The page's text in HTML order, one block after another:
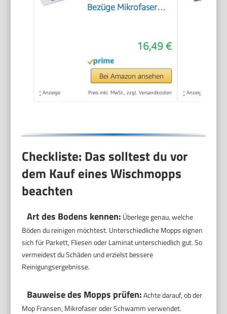
Bezüge Mikrofaser
16,49 €
Bei Amazon ansehen
* Anzeige Preis inkl. MwSt., zzgl. Versandkosten * Anzeige
Checkliste: Das solltest du vor
dem Kauf eines Wischmopps
beachten
Art des Bodens kennen: Überlege genau, welche
Böden du reinigen möchtest. Unterschiedliche Mopps eignen
sich für Parkett, Fliesen oder Laminat unterschiedlich gut. So
vermeidest du Schäden und erzielst bessere
Reinigungsergebnisse.
Bauweise des Mopps prüfen:Achte darauf, ob der
Mop Fransen, Mikrofaser oder Schwamm verwendet.